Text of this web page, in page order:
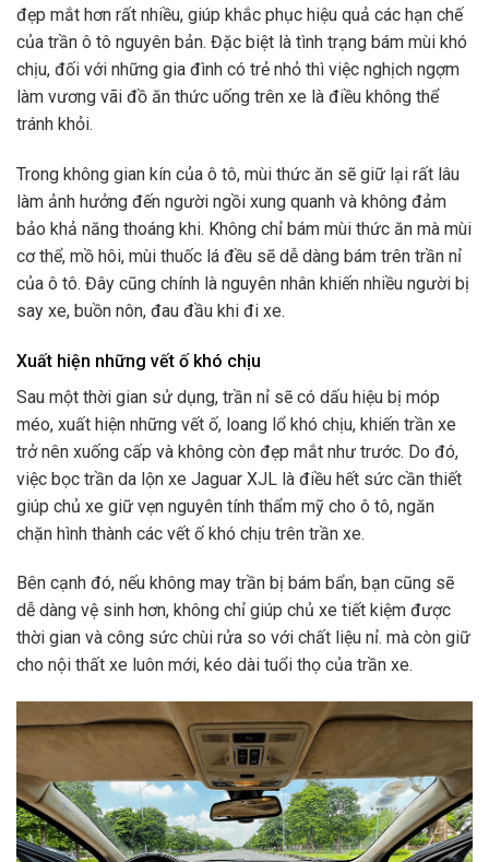
đẹp mắt hơn rất nhiều, giúp khắc phục hiệu quả các hạn chế
của trần ô tô nguyên bản. Đặc biệt là tình trạng bám mùi khó
chịu, đối với những gia đình có trẻ nhỏ thì việc nghịch ngợm
làm vương vãi đồ ăn thức uống trên xe là điều không thể
tránh khỏi.
Trong không gian kín của ô tô, mùi thức ăn sẽ giữ lại rất lâu
làm ảnh hưởng đến người ngồi xung quanh và không đảm
bảo khả năng thoáng khi. Không chỉ bám mùi thức ăn mà mùi
cơ thể, mồ hôi, mùi thuốc lá đều sẽ dễ dàng bám trên trần nỉ
của ô tô. Đây cũng chính là nguyên nhân khiến nhiều người bị
say xe, buồn nôn, đau đầu khi đi xe.
Xuất hiện những vết ố khó chịu
Sau một thời gian sử dụng, trần nỉ sẽ có dấu hiệu bị móp
méo, xuất hiện những vết ố, loang lổ khó chịu, khiến trần xe
trở nên xuống cấp và không còn đẹp mắt như trước. Do đó,
việc bọc trần da lộn xe Jaguar XJL là điều hết sức cần thiết
giúp chủ xe giữ vẹn nguyên tính thẩm mỹ cho ô tô, ngăn
chặn hình thành các vết ố khó chịu trên trần xe.
Bên cạnh đó, nếu không may trần bị bám bẩn, bạn cũng sẽ
dễ dàng vệ sinh hơn, không chỉ giúp chủ xe tiết kiệm được
thời gian và công sức chùi rửa so với chất liệu nỉ. mà còn giữ
cho nội thất xe luôn mới, kéo dài tuổi thọ của trần xe.